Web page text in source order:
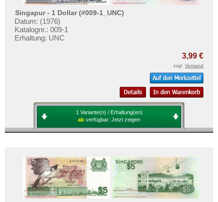
Mehr über...
Zahlungsbedingungen
Privatsphäre und Datenschutz
Singapur - 1 Dollar (#009-1_UNC)
Datum: (1976)
Katalognr.: 009-1
Erhaltung: UNC
3,99 €
zzgl. Versand
1 Variante(n) / Erhaltung(en)
ab verfügbar: Jetzt zeigen